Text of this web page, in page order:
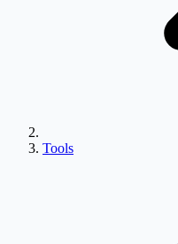
Tools